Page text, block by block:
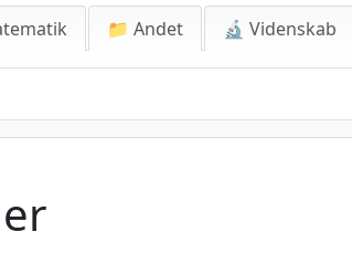
📁 Andet 🔬 Videnskab